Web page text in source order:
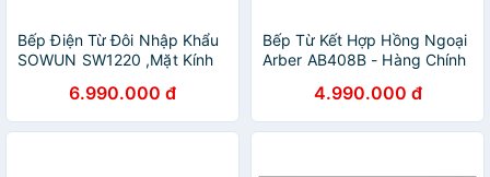
Bếp Điện Từ Đôi Nhập Khẩu
SOWUN SW1220 ,Mặt Kính
Được Nhiệt Độ Cao
6.990.000 đ
Bếp Từ Kết Hợp Hồng Ngoại
Arber AB408B - Hàng Chính
4.990.000 đ